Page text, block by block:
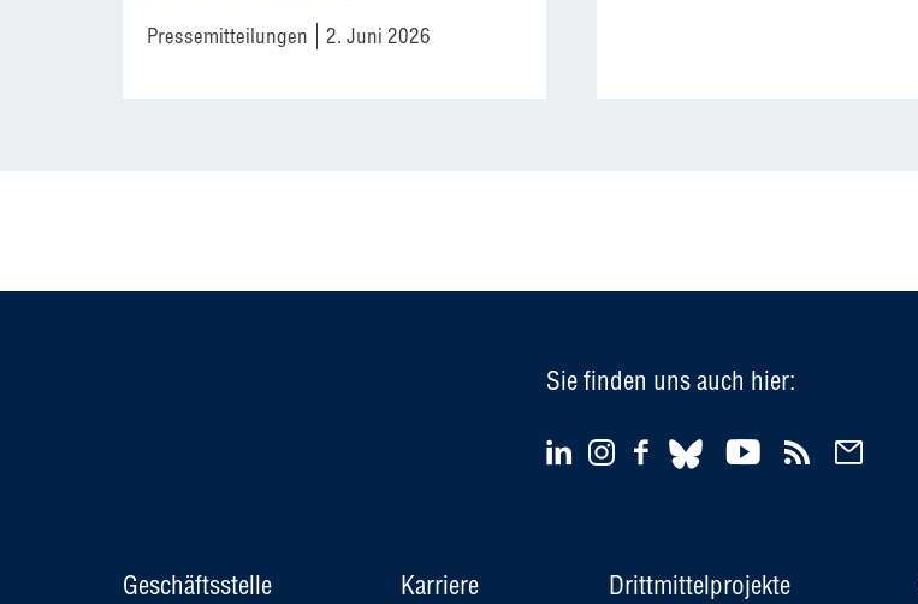
Pressemitteilungen 2. Juni 2026
Sie finden uns auch hier:
Geschäftsstelle Karriere Drittmittelprojekte